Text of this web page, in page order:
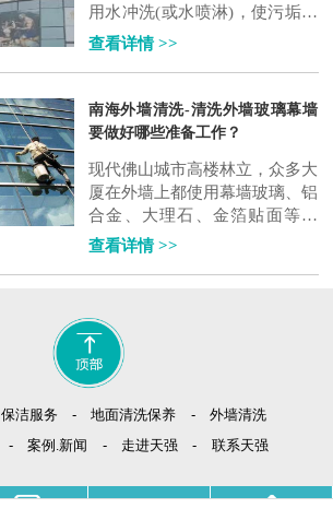
用水冲洗(或水喷淋)，使污垢疏
软、剥离、融化，后面再用水冲
洗干净。该方法主要有于釉面
查看详情 >>
南海外墙清洗-清洗外墙玻璃幕墙
要做好哪些准备工作？
现代佛山城市高楼林立，众多大
厦在外墙上都使用幕墙玻璃、铝
合金、大理石、金箔贴面等建
材，显得豪华气派、光彩夺目。
查看详情 >>
保洁服务 - 地面清洗保养 -
外墙清洗
- 案例.新闻 - 走进天强 - 联系天强